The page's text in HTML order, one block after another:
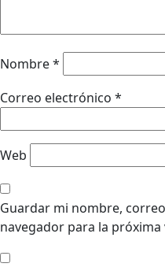
Nombre*
Correo electrónico *
Web
Guardar mi nombre,
navegador para la